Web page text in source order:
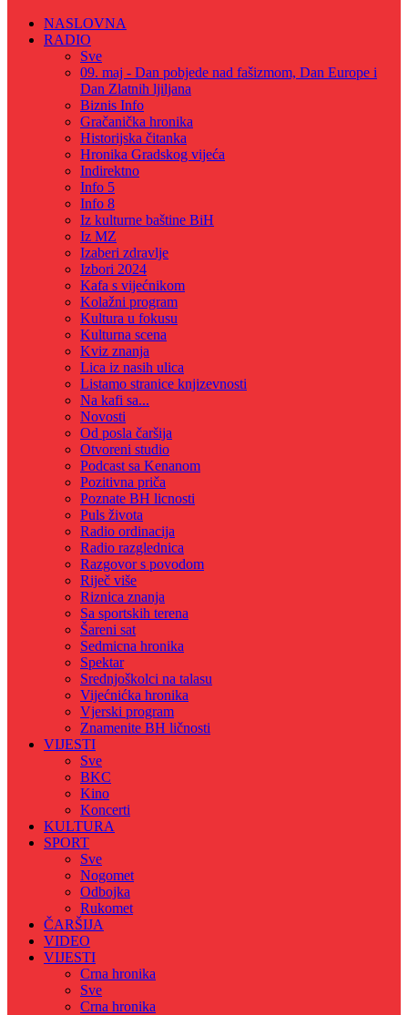
NASLOVNA
RADIO
Sve
09. maj - Dan pobjede nad fašizmom, Dan Europe i
Dan Zlatnih ljiljana
Biznis Info
Gračanička hronika
Historijska čitanka
Hronika Gradskog vijeća
Indirektno
Info 5
Info 8
Iz kulturne baštine BiH
Iz MZ
Izaberi zdravlje
Izbori 2024
Kafa s vijećnikom
Kolažni program
Kultura u fokusu
Kulturna scena
Kviz znanja
Lica iz nasih ulica
Listamo stranice knjizevnosti
Na kafi sa...
Novosti
Od posla čaršija
Otvoreni studio
Podcast sa Kenanom
Pozitivna priča
Poznate BH licnosti
Puls života
Radio ordinacija
Radio razglednica
Razgovor s povodom
Riječ više
Riznica znanja
Sa sportskih terena
Šareni sat
Sedmicna hronika
Spektar
Srednjoškolci na talasu
Vijećnićka hronika
Vjerski program
Znamenite BH ličnosti
VIJESTI
Sve
BKC
Kino
Koncerti
KULTURA
SPORT
Sve
Nogomet
Odbojka
Rukomet
ČARŠIJA
VIDEO
VIJESTI
Crna hronika
Sve
Crna hronika